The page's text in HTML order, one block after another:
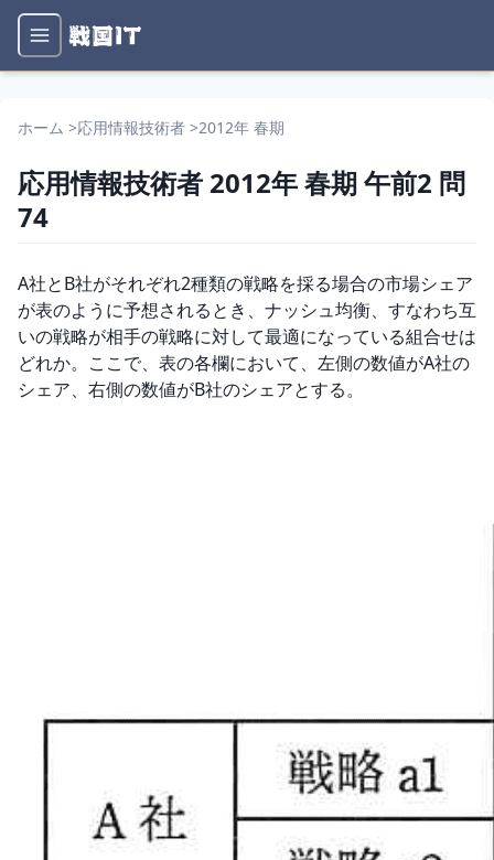
ホーム >応用情報技術者 >2012年 春期
応用情報技術者 2012年 春期午前2 問
74
問題文
A社とB社がそれぞれ2種類の戦略を採る場合の市場シェア
が表のように予想されるとき、ナッシュ均衡、すなわち互
いの戦略が相手の戦略に対して最適になっている組合せは
どれか。ここで、表の各欄において、左側の数値がA社の
シェア、右側の数値がB社のシェアとする。